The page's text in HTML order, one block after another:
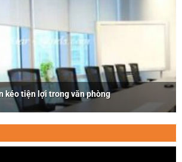
kéo tiện lợi trong văn phòng